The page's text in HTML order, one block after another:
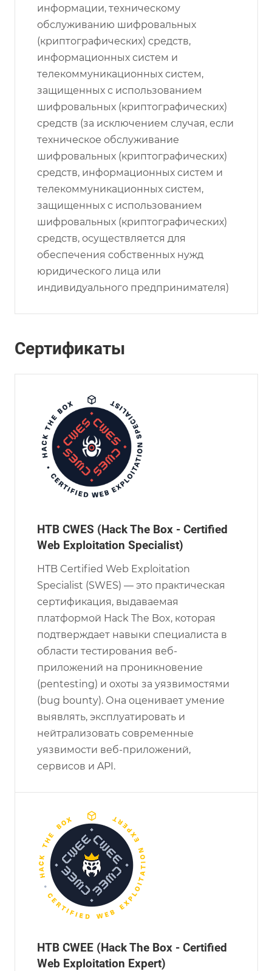
информации, техническому
обслуживанию шифровальных
(криптографических) средств,
информационных систем и
телекоммуникационных систем,
защищенных с использованием
шифровальных (криптографических)
средств (за исключением случая, если
техническое обслуживание
шифровальных (криптографических)
средств, информационных систем и
телекоммуникационных систем,
защищенных с использованием
шифровальных (криптографических)
средств, осуществляется для
обеспечения собственных нужд
юридического лица или
индивидуального предпринимателя)
Сертификаты
HTB CWES (Hack The Box - Certified
Web Exploitation Specialist)
HTB Certified Web Exploitation
Specialist (SWES) — это практическая
сертификация, выдаваемая
платформой Hack The Box, которая
подтверждает навыки специалиста в
области тестирования веб-
приложений на проникновение
(pentesting) и охоты за уязвимостями
(bug bounty). Она оценивает умение
выявлять, эксплуатировать и
нейтрализовать современные
уязвимости веб-приложений,
сервисов и API.
HTB CWEE (Hack The Box - Certified
Web Exploitation Expert)